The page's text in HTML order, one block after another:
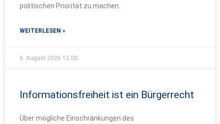
politischen Priorität zu machen.
WEITERLESEN »
6. August 2026 12:00
Informationsfreiheit ist ein Bürgerrecht
Über mögliche Einschränkungen des